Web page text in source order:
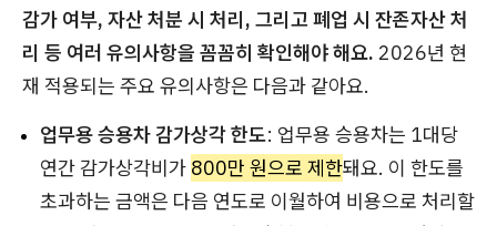
감가 여부, 자산 처분 시 처리, 그리고 폐업 시 잔존자산 처
리 등 여러 유의사항을 꼼꼼히 확인해야 해요. 2026년 현
재 적용되는 주요 유의사항은 다음과 같아요.
업무용 승용차 감가상각 한도: 업무용 승용차는 1대당
연간 감가상각비가 800만 원으로 제한돼요. 이 한도를
초과하는 금액은 다음 연도로 이월하여 비용으로 처리할